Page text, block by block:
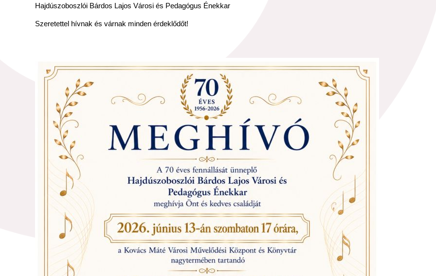
Hajdúszoboszlói Bárdos Lajos Városi és Pedagógus Énekkar
Szeretettel hívnak és várnak minden érdeklődőt!